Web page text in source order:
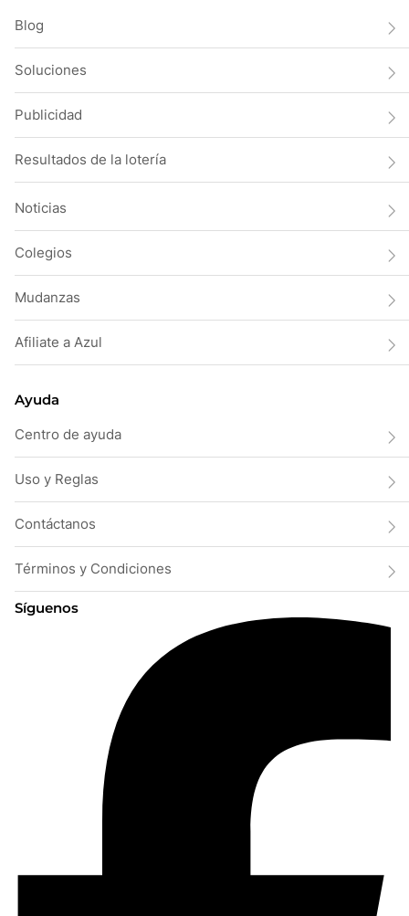
Blog
Soluciones
Publicidad
Resultados de la lotería
Noticias
Colegios
Mudanzas
Afiliate a Azul
Ayuda
Centro de ayuda
Uso y Reglas
Contáctanos
Términos y Condiciones
Síguenos